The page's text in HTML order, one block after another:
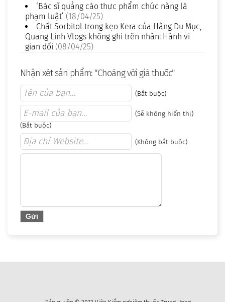
‘Bác sĩ quảng cáo thực phẩm chức năng là
phạm luật’ (18/04/25)
Chất Sorbitol trong kẹo Kera của Hằng Du Mục,
Quang Linh Vlogs không ghi trên nhãn: Hành vi
gian dối (08/04/25)
Nhận xét sản phẩm: "Choáng với giá thuốc"
(Bắt buộc)
(Sẽ không hiển thị)
(Bắt buộc)
(Không bắt buộc)